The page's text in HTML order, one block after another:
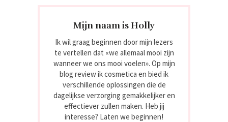
Mijn naam is Holly
Ik wil graag beginnen door mijn lezers
te vertellen dat «we allemaal mooi zijn
wanneer we ons mooi voelen». Op mijn
blog review ik cosmetica en bied ik
verschillende oplossingen die de
dagelijkse verzorging gemakkelijker en
effectiever zullen maken. Heb jij
interesse? Laten we beginnen!